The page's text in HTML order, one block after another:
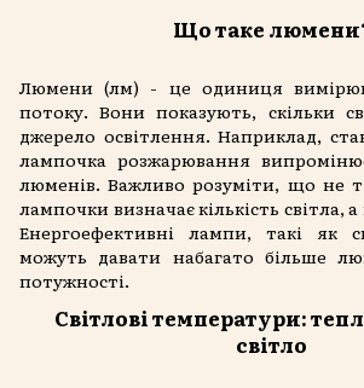
Що таке
Люмени (лм) - це одиниця
потоку. Вони показують, скільки
джерело освітлення. Наприклад,
лампочка розжарювання
люменів. Важливо розуміти, що не
лампочки визначає кількість світла, а
Енергоефективні лампи, такі як
можуть давати набагато більше
потужності.
Світлові температури:
світло